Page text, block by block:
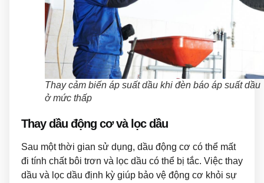
Thay cảm biến áp suất dầu khi đèn báo áp suất dầu
ở mức thấp
Thay dầu động cơ và lọc dầu
Sau một thời gian sử dụng, dầu động cơ có thể mất
đi tính chất bôi trơn và lọc dầu có thể bị tắc. Việc thay
dầu và lọc dầu định kỳ giúp bảo vệ động cơ khỏi sự